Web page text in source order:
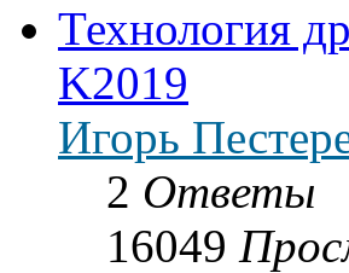
Технология
K2019
Игорь
2 Ответы
16049